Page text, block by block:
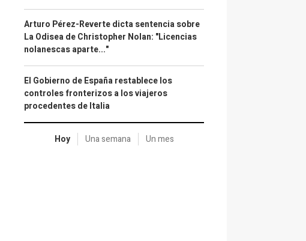
Arturo Pérez-Reverte dicta sentencia sobre
La Odisea de Christopher Nolan: "Licencias
nolanescas aparte..."
El Gobierno de España restablece los
controles fronterizos a los viajeros
procedentes de Italia
Hoy Una semana Un mes